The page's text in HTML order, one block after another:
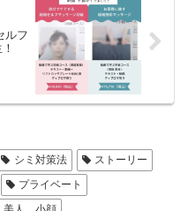
ルフ
シミ対策法
ストーリー
プライベート